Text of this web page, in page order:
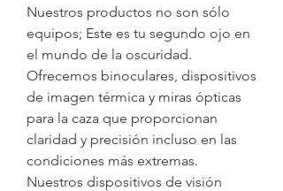
Nuestros productos no son sólo
equipos; Este es tu segundo ojo en
el mundo de la oscuridad.
Ofrecemos binoculares, dispositivos
de imagen térmica y miras ópticas
para la caza que proporcionan
claridad y precisión incluso en las
condiciones más extremas.
Nuestros dispositivos de visión